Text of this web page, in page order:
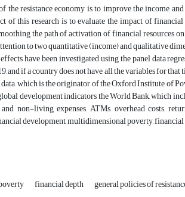
the resistance economy is to improve the income
of this research is to evaluate the impact of
the path of activation of financial resources
to two quantitative (income) and qualitative
have been investigated using the panel data
and if a country does not have all the variables for
which is the originator of the Oxford Institute of
development indicators, the World Bank, which
non-living expenses, ATMs, overhead costs,
development, multidimensional poverty,
financial depth general policies of